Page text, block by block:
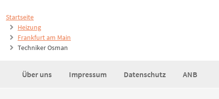
Startseite
Heizung
Frankfurt am Main
Techniker Osman
Über uns Impressum Datenschutz ANB